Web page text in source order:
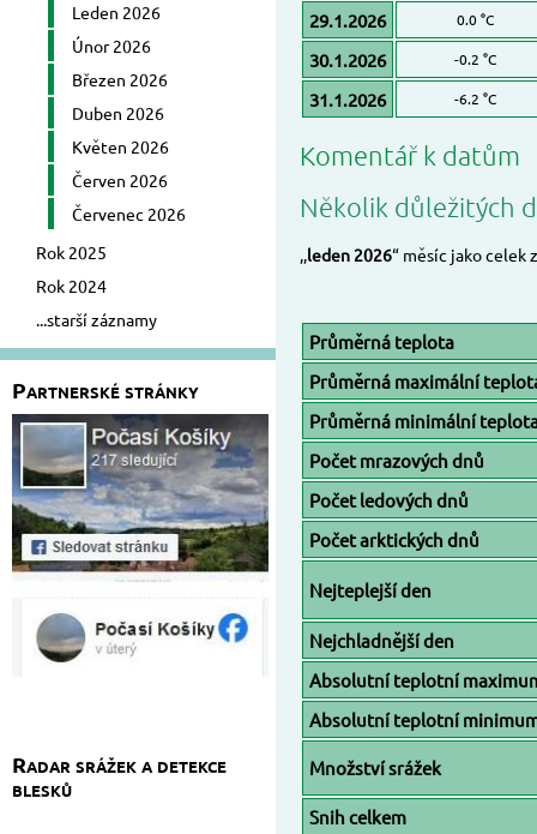
Leden 2026
Únor 2026
Březen 2026
Duben 2026
Květen 2026
Červen 2026
Červenec 2026
Rok 2025
Rok 2024
...starší záznamy
Partnerské stránky
Radar srážek a detekce
blesků
29.1.2026 0.0 °C
30.1.2026 -0.2 °C
31.1.2026 -6.2 °C
Komentář k datům
Několik důležitých
,,leden 2026“ měsíc jako celek
Průměrná teplota
Průměrná maximální
Průměrná minimální
Počet mrazových dnů
Počet ledových dnů
Počet arktických dnů
Nejteplejší den
Nejchladnější den
Absolutní teplotní
Absolutní teplotní
Množství srážek
Snih celkem